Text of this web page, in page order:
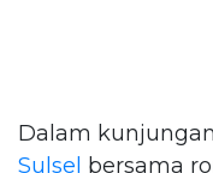
Dalam
Sulsel bersama